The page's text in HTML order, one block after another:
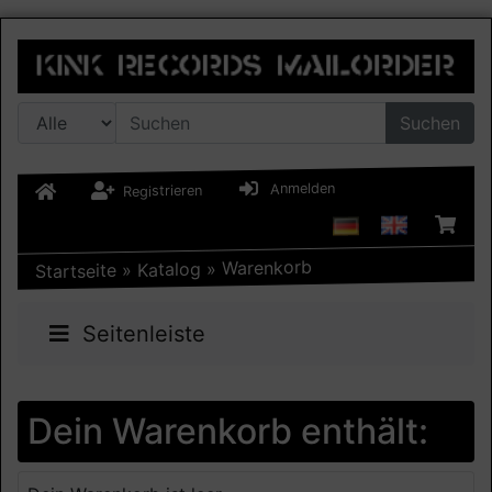
Suchen
Registrieren Anmelden
Startseite » Katalog » Warenkorb
Seitenleiste
Dein Warenkorb enthält: